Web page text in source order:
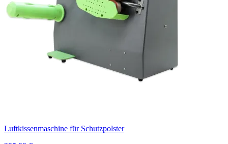
Luftkissenmaschine für Schutzpolster